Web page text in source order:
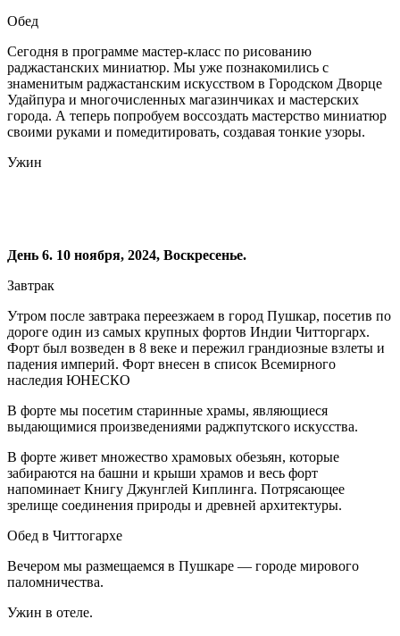
Обед
Сегодня в программе мастер-класс по рисованию
раджастанских миниатюр. Мы уже познакомились с
знаменитым раджастанским искусством в Городском Дворце
Удайпура и многочисленных магазинчиках и мастерских
города. А теперь попробуем воссоздать мастерство миниатюр
своими руками и помедитировать, создавая тонкие узоры.
Ужин
День 6. 10 ноября, 2024, Воскресенье.
Завтрак
Утром после завтрака переезжаем в город Пушкар, посетив по
дороге один из самых крупных фортов Индии Читторгарх.
Форт был возведен в 8 веке и пережил грандиозные взлеты и
падения империй. Форт внесен в список Всемирного
наследия ЮНЕСКО
В форте мы посетим старинные храмы, являющиеся
выдающимися произведениями раджпутского искусства.
В форте живет множество храмовых обезьян, которые
забираются на башни и крыши храмов и весь форт
напоминает Книгу Джунглей Киплинга. Потрясающее
зрелище соединения природы и древней архитектуры.
Обед в Читтогархе
Вечером мы размещаемся в Пушкаре — городе мирового
паломничества.
Ужин в отеле.